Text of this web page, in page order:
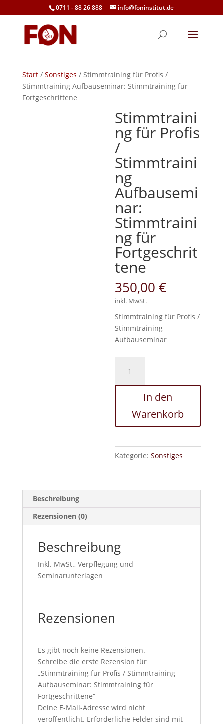
0711 - 88 26 888 info@foninstitut.de
Start/ Sonstiges / Stimmtraining für Profis /
Stimmtraining Aufbauseminar: Stimmtraining für
Fortgeschrittene
Stimmtraini
ng für Profis
/
Stimmtraini
ng
Aufbausemi
nar:
Stimmtraini
ng für
Fortgeschrit
tene
350,00€
inkl. MwSt.
Stimmtraining für Profis /
Stimmtraining
Aufbauseminar
Profis
Stimmtraining
Aufbauseminar:
Fortgeschrittene
In den
Warenkorb
Kategorie:Sonstiges
Beschreibung
Rezensionen (0)
Beschreibung
Inkl. MwSt., Verpflegung und
Seminarunterlagen
Rezensionen
Es gibt noch keine Rezensionen.
Schreibe die erste Rezension für
„Stimmtraining für Profis / Stimmtraining
Aufbauseminar: Stimmtraining für
Fortgeschrittene“
Deine E-Mail-Adresse wird nicht
veröffentlicht. Erforderliche Felder sind mit